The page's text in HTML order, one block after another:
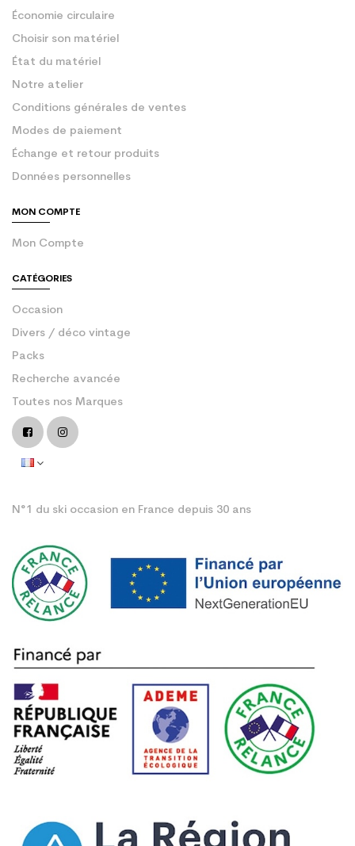
Économie circulaire
Choisir son matériel
État du matériel
Notre atelier
Conditions générales de ventes
Modes de paiement
Échange et retour produits
Données personnelles
MON COMPTE
Mon Compte
CATÉGORIES
Occasion
Divers / déco vintage
Packs
Recherche avancée
Toutes nos Marques
N°1 du ski occasion en France depuis 30 ans